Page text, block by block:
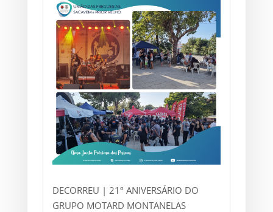
DECORREU | 21º ANIVERSÁRIO DO
GRUPO MOTARD MONTANELAS